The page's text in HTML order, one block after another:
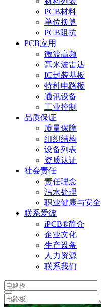
PCB材料
单位换算
PCB阻抗
PCB应用
微波高频
毫米波雷达
IC封装基板
特种电路板
通讯设备
工业控制
品质保证
质量保障
组织结构
设备列表
资质认证
社会责任
责任理念
污水处理
职业健康与安全
联系爱彼
iPCB®简介
企业文化
生产设备
人力资源
联系我们